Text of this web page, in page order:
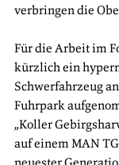
verbringen die
Für die Arbeit im
kürzlich ein
Schwerfahrzeug
Fuhrpark
„Koller
auf einem MAN